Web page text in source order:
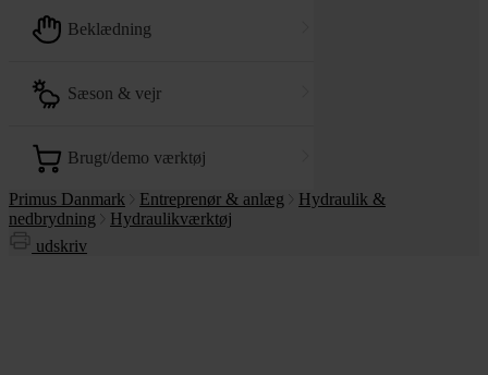
beklædning
sæson & vejr
brugt/demo værktøj
Primus Danmark Entreprenør & anlæg
Hydraulik &
nedbrydning
Hydraulikværktøj
udskriv